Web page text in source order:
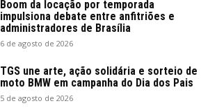
Boom da locação por temporada
impulsiona debate entre anfitriões e
administradores de Brasília
6 de agosto de 2026
TGS une arte, ação solidária e sorteio de
moto BMW em campanha do Dia dos Pais
5 de agosto de 2026